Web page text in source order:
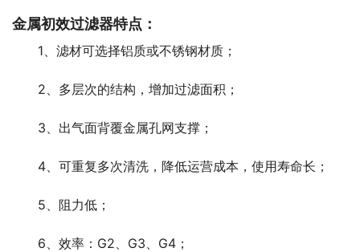
金属初效过滤器特点：
1、滤材可选择铝质或不锈钢材质；
2、多层次的结构，增加过滤面积；
3、出气面背覆金属孔网支撑；
4、可重复多次清洗，降低运营成本，使用寿命长；
5、阻力低；
6、效率：G2、G3、G4；